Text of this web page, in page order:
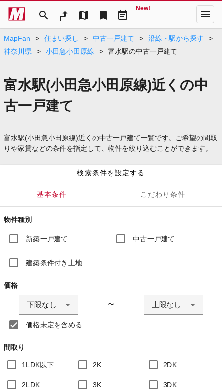
search map bookmark event_note
New! menu
MapFan > 住まい探し > 中古一戸建て > 沿線・駅から探す
>
神奈川県
> 小田急小田原線 > 富水駅の中古一戸建て
富水駅(小田急小田原線)近くの中
古一戸建て
富水駅(小田急小田原線)近くの中古一戸建て一覧です。ご希望の間取
りや家賃などの条件を指定して、物件を絞り込むことができます。
検索条件を設定する
基本条件 こだわり条件
物件種別
新築一戸建て 中古一戸建て
建築条件付き土地
価格
下限なし 〜 上限なし
価格未定を含める
間取り
1LDK以下 2K 2DK
2LDK 3K 3DK